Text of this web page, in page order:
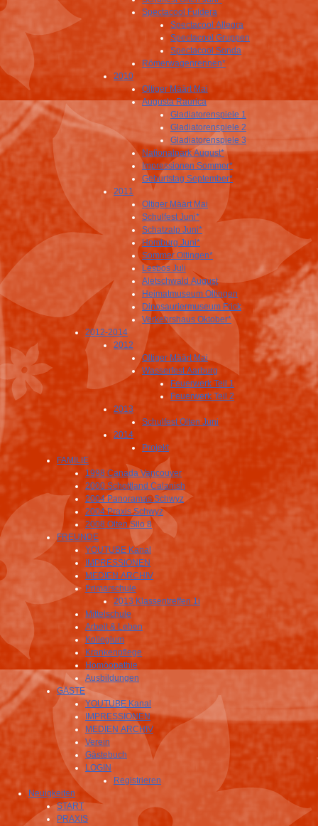
Spectacool Fuldera
Spectacool Allegra
Spectacool Gruppen
Spectacool Sonda
Römerwagenrennen*
2010
Oltiger Määrt Mai
Augusta Raurica
Gladiatorenspiele 1
Gladiatorenspiele 2
Gladiatorenspiele 3
Nationalpark August*
Impressionen Sommer*
Geburtstag September*
2011
Oltiger Määrt Mai
Schulfest Juni*
Schatzalp Juni*
Homburg Juni*
Sommer Oltingen*
Lesbos Juli
Aletschwald August
Heimatmuseum Oltingen
Dinosauriermuseum Frick
Verkehrshaus Oktober*
2012-2014
2012
Oltiger Määrt Mai
Wasserfest Aarburg
Feuerwerk Teil 1
Feuerwerk Teil 2
2013
Schulfest Olten Juni
2014
Projekt
FAMILIE
1998 Canada Vancouver
2000 Schottland Calanish
2004 Panoramas Schwyz
2004 Praxis Schwyz
2008 Olten Silo 8
FREUNDE
YOUTUBE Kanal
IMPRESSIONEN
MEDIEN ARCHIV
Primarschule
2013 Klassentreffen 1i
Mittelschule
Arbeit & Leben
Kollegium
Krankenpflege
Homöopathie
Ausbildungen
GÄSTE
YOUTUBE Kanal
IMPRESSIONEN
MEDIEN ARCHIV
Verein
Gästebuch
LOGIN
Registrieren
Neuigkeiten
START
PRAXIS